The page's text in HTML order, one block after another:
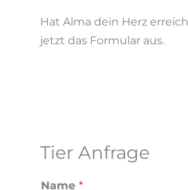
Hat Alma dein Herz
jetzt das Formular aus.
Tier Anfrage
IName*